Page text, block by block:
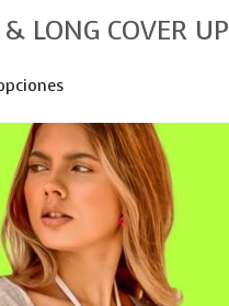
LONG COVER UP